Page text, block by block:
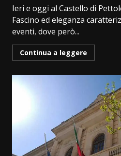
Ieri e oggi al Castello di
Fascino ed eleganza
eventi, dove però...
Continua a leggere